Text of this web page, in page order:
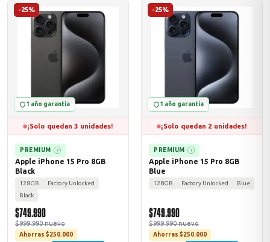
-25%
1 año garantía
¡Solo quedan 3 unidades!
PREMIUM ?
Apple iPhone 15 Pro 8GB
Black
128GB
Factory Unlocked
Black
$749.990
$999.990 nuevo
Ahorras $250.000
-25%
1 año garantía
¡Solo quedan 2 unidades!
PREMIUM ?
Apple iPhone 15 Pro 8GB
Blue
128GB Factory Unlocked Blue
$749.990
$999.990 nuevo
Ahorras $250.000